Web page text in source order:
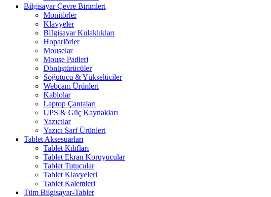
Bilgisayar Çevre Birimleri
Monitörler
Klavyeler
BiIgisayar Kulaklıkları
Hoparlörler
Mouselar
Mouse Padleri
Dönüştürücüler
Soğutucu & Yükselticiler
Webcam Ürünleri
Kablolar
Laptop Çantaları
UPS & Güç Kaynakları
Yazıcılar
Yazıcı Sarf Ürünleri
Tablet Aksesuarları
Tablet Kılıfları
Tablet Ekran Koruyucular
Tablet Tutucular
Tablet Klavyeleri
Tablet Kalemleri
Tüm Bilgisayar-Tablet